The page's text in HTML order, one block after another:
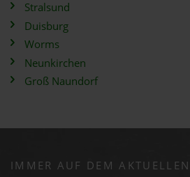
Stralsund
Duisburg
Worms
Neunkirchen
Groß Naundorf
IMMER AUF DEM